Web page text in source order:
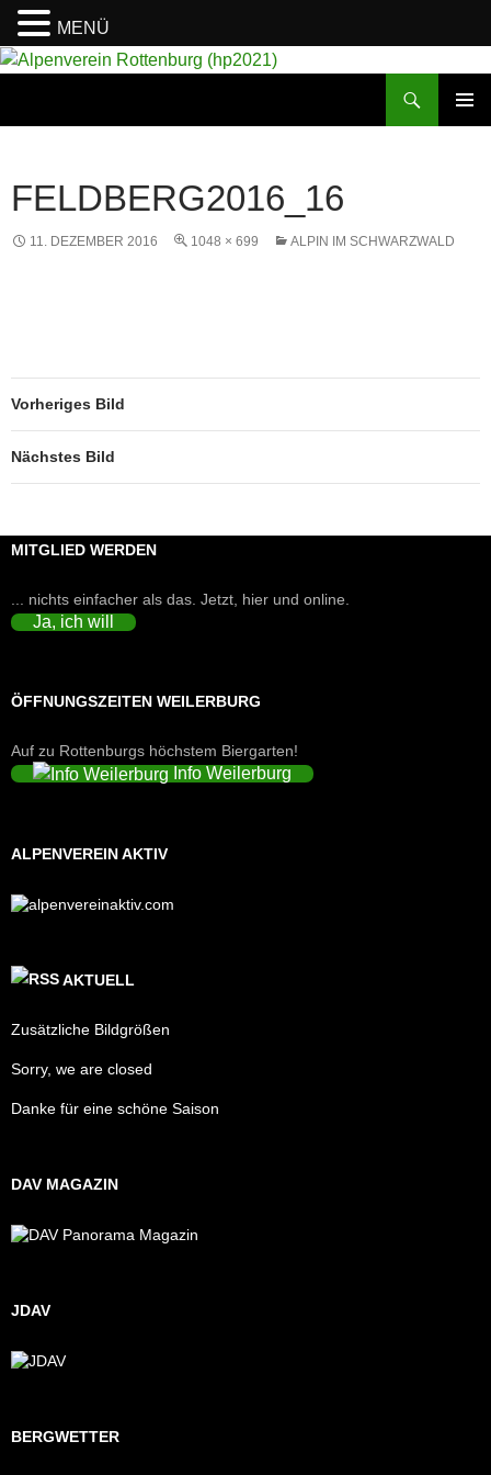
FELDBERG2016_16
11. DEZEMBER 2016 1048 × 699 ALPIN IM SCHWARZWALD
Vorheriges Bild
Nächstes Bild
MITGLIED WERDEN
... nichts einfacher als das. Jetzt, hier und online.
Ja, ich will
ÖFFNUNGSZEITEN WEILERBURG
Auf zu Rottenburgs höchstem Biergarten!
Info Weilerburg
ALPENVEREIN AKTIV
AKTUELL
Zusätzliche Bildgrößen
Sorry, we are closed
Danke für eine schöne Saison
DAV MAGAZIN
JDAV
BERGWETTER
MENÜ